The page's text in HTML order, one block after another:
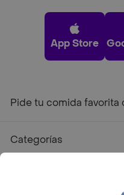
App Store
Pide tu comida favorita
Categorías